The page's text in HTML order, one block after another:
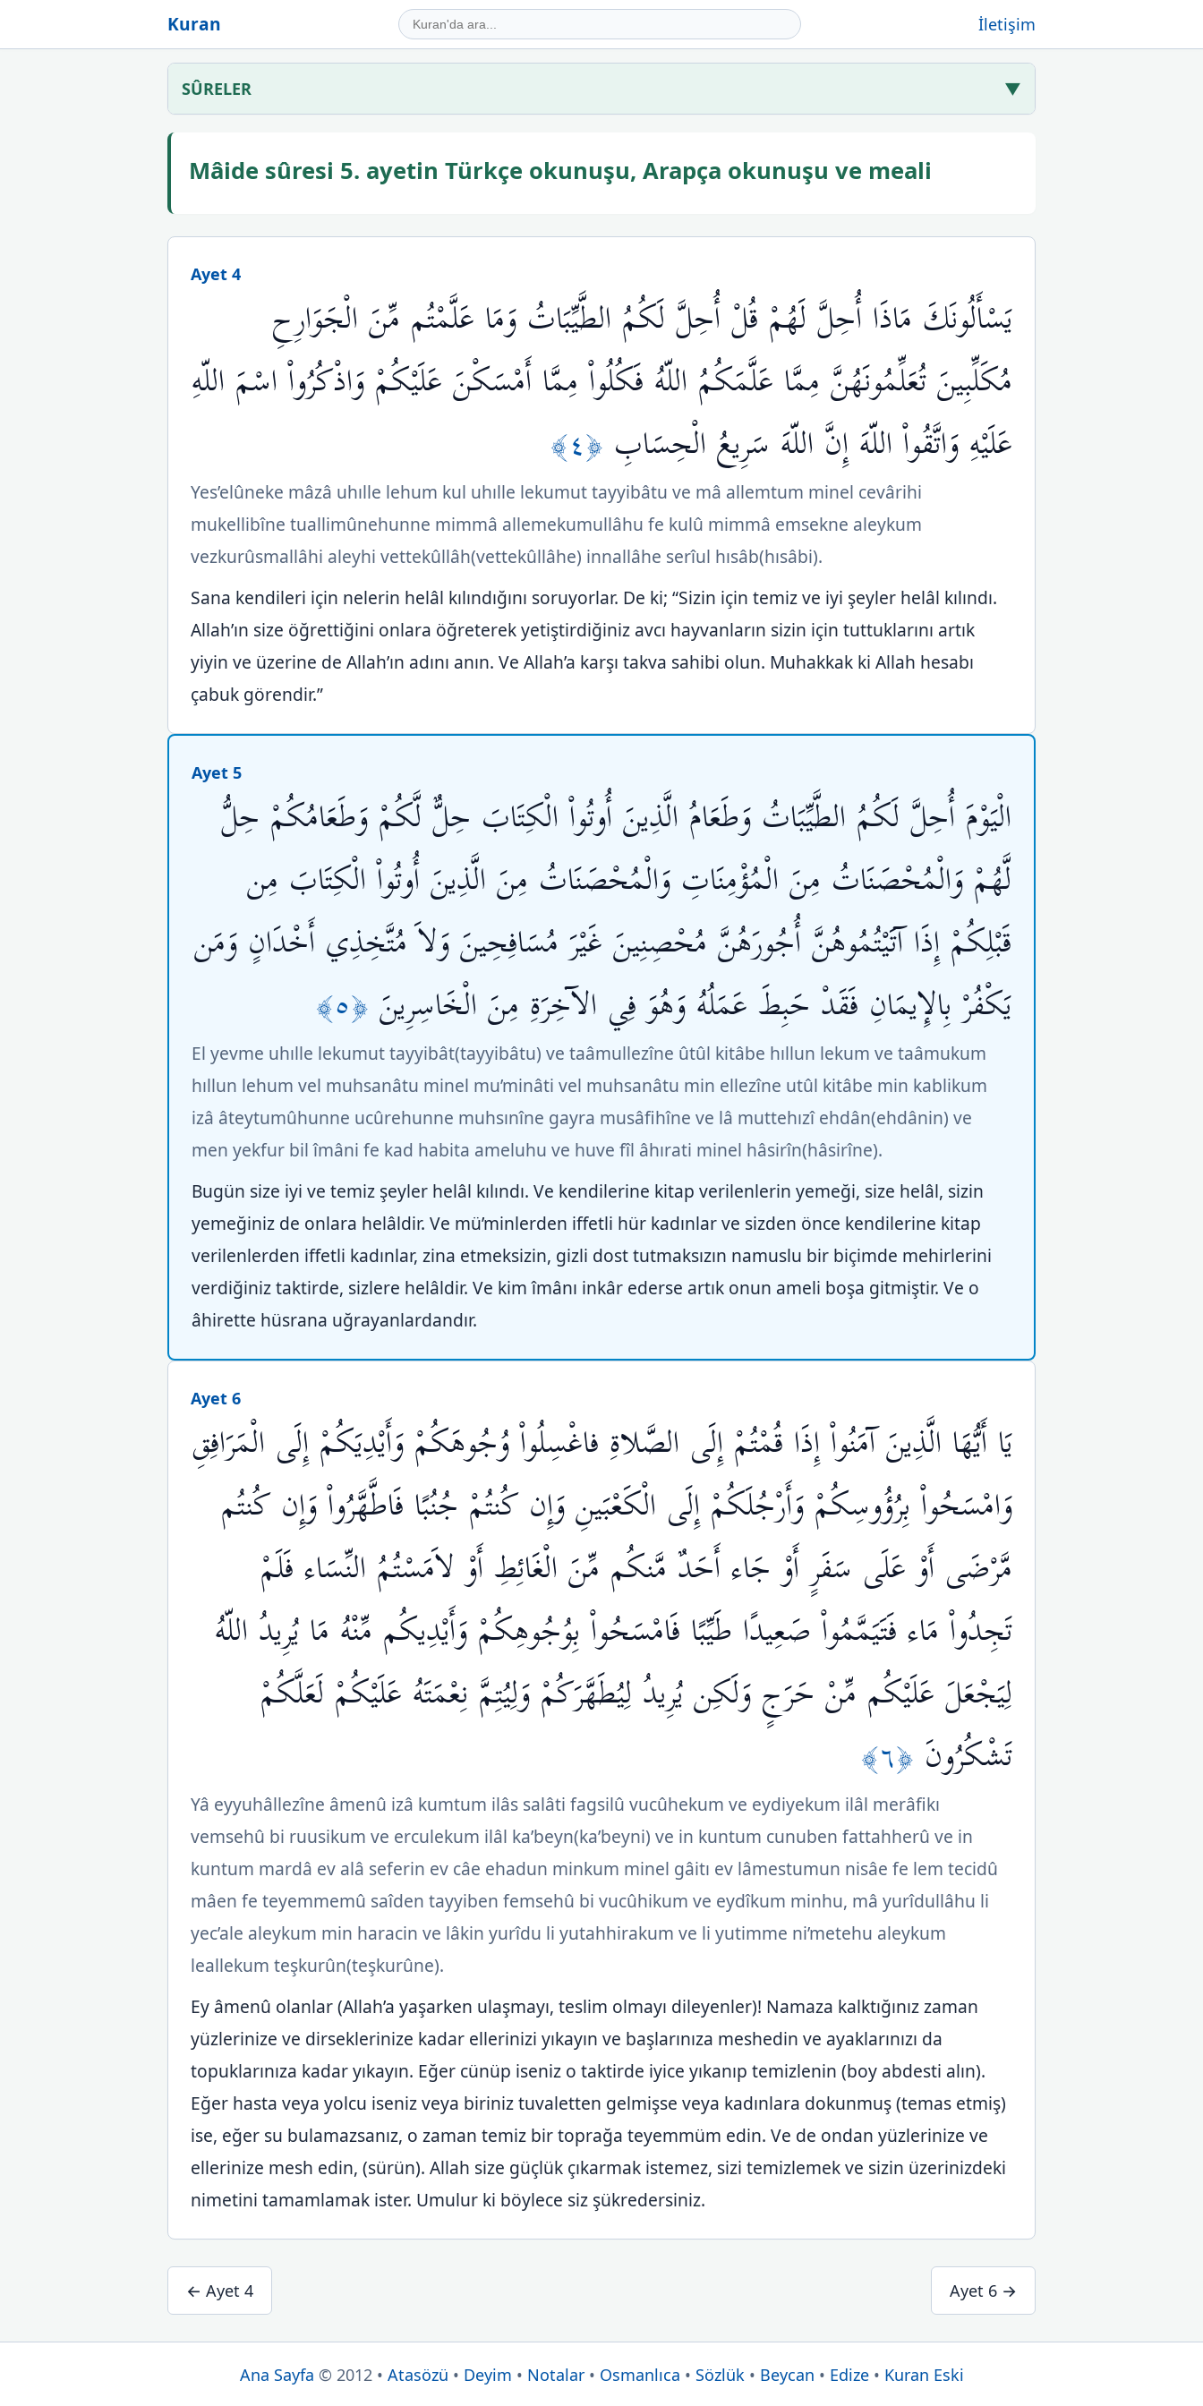
Kuran İletişim
SÛRELER ▼
Mâide sûresi 5. ayetin Türkçe okunuşu, Arapça okunuşu ve meali
Ayet 4
يَسْأَلُونَكَ مَاذَا أُحِلَّ لَهُمْ قُلْ أُحِلَّ لَكُمُ الطَّيِّبَاتُ وَمَا عَلَّمْتُم مِّنَ الْجَوَارِحِ
مُكَلِّبِينَ تُعَلِّمُونَهُنَّ مِمَّا عَلَّمَكُمُ اللّهُ فَكُلُواْ مِمَّا أَمْسَكْنَ عَلَيْكُمْ وَاذْكُرُواْ اسْمَ اللّهِ
عَلَيْهِ وَاتَّقُواْ اللّهَ إِنَّ اللّهَ سَرِيعُ الْحِسَابِ ﴿٤﴾
Yes’elûneke mâzâ uhılle lehum kul uhılle lekumut tayyibâtu ve mâ allemtum minel cevârihi
mukellibîne tuallimûnehunne mimmâ allemekumullâhu fe kulû mimmâ emsekne aleykum
vezkurûsmallâhi aleyhi vettekûllâh(vettekûllâhe) innallâhe serîul hısâb(hısâbi).
Sana kendileri için nelerin helâl kılındığını soruyorlar. De ki; “Sizin için temiz ve iyi şeyler helâl kılındı.
Allah’ın size öğrettiğini onlara öğreterek yetiştirdiğiniz avcı hayvanların sizin için tuttuklarını artık
yiyin ve üzerine de Allah’ın adını anın. Ve Allah’a karşı takva sahibi olun. Muhakkak ki Allah hesabı
çabuk görendir.”
Ayet 5
الْيَوْمَ أُحِلَّ لَكُمُ الطَّيِّبَاتُ وَطَعَامُ الَّذِينَ أُوتُواْ الْكِتَابَ حِلٌّ لَّكُمْ وَطَعَامُكُمْ حِلُّ
لَّهُمْ وَالْمُحْصَنَاتُ مِنَ الْمُؤْمِنَاتِ وَالْمُحْصَنَاتُ مِنَ الَّذِينَ أُوتُواْ الْكِتَابَ مِن
قَبْلِكُمْ إِذَا آتَيْتُمُوهُنَّ أُجُورَهُنَّ مُحْصِنِينَ غَيْرَ مُسَافِحِينَ وَلاَ مُتَّخِذِي أَخْدَانٍ وَمَن
يَكْفُرْ بِالإِيمَانِ فَقَدْ حَبِطَ عَمَلُهُ وَهُوَ فِي الآخِرَةِ مِنَ الْخَاسِرِينَ ﴿٥﴾
El yevme uhılle lekumut tayyibât(tayyibâtu) ve taâmullezîne ûtûl kitâbe hıllun lekum ve taâmukum
hıllun lehum vel muhsanâtu minel mu’minâti vel muhsanâtu min ellezîne utûl kitâbe min kablikum
izâ âteytumûhunne ucûrehunne muhsınîne gayra musâfihîne ve lâ muttehızî ehdân(ehdânin) ve
men yekfur bil îmâni fe kad habita ameluhu ve huve fîl âhırati minel hâsirîn(hâsirîne).
Bugün size iyi ve temiz şeyler helâl kılındı. Ve kendilerine kitap verilenlerin yemeği, size helâl, sizin
yemeğiniz de onlara helâldir. Ve mü’minlerden iffetli hür kadınlar ve sizden önce kendilerine kitap
verilenlerden iffetli kadınlar, zina etmeksizin, gizli dost tutmaksızın namuslu bir biçimde mehirlerini
verdiğiniz taktirde, sizlere helâldir. Ve kim îmânı inkâr ederse artık onun ameli boşa gitmiştir. Ve o
âhirette hüsrana uğrayanlardandır.
Ayet 6
يَا أَيُّهَا الَّذِينَ آمَنُواْ إِذَا قُمْتُمْ إِلَى الصَّلاةِ فاغْسِلُواْ وُجُوهَكُمْ وَأَيْدِيَكُمْ إِلَى الْمَرَافِقِ
وَامْسَحُواْ بِرُؤُوسِكُمْ وَأَرْجُلَكُمْ إِلَى الْكَعْبَينِ وَإِن كُنتُمْ جُنُبًا فَاطَّهَّرُواْ وَإِن كُنتُم
مَّرْضَى أَوْ عَلَى سَفَرٍ أَوْ جَاء أَحَدٌ مَّنكُم مِّنَ الْغَائِطِ أَوْ لاَمَسْتُمُ النِّسَاء فَلَمْ
تَجِدُواْ مَاء فَتَيَمَّمُواْ صَعِيدًا طَيِّبًا فَامْسَحُواْ بِوُجُوهِكُمْ وَأَيْدِيكُم مِّنْهُ مَا يُرِيدُ اللّهُ
لِيَجْعَلَ عَلَيْكُم مِّنْ حَرَجٍ وَلَكِن يُرِيدُ لِيُطَهَّرَكُمْ وَلِيُتِمَّ نِعْمَتَهُ عَلَيْكُمْ لَعَلَّكُمْ
تَشْكُرُونَ ﴿٦﴾
Yâ eyyuhâllezîne âmenû izâ kumtum ilâs salâti fagsilû vucûhekum ve eydiyekum ilâl merâfikı
vemsehû bi ruusikum ve erculekum ilâl ka’beyn(ka’beyni) ve in kuntum cunuben fattahherû ve in
kuntum mardâ ev alâ seferin ev câe ehadun minkum minel gâitı ev lâmestumun nisâe fe lem tecidû
mâen fe teyemmemû saîden tayyiben femsehû bi vucûhikum ve eydîkum minhu, mâ yurîdullâhu li
yec’ale aleykum min haracin ve lâkin yurîdu li yutahhirakum ve li yutimme ni’metehu aleykum
leallekum teşkurûn(teşkurûne).
Ey âmenû olanlar (Allah’a yaşarken ulaşmayı, teslim olmayı dileyenler)! Namaza kalktığınız zaman
yüzlerinize ve dirseklerinize kadar ellerinizi yıkayın ve başlarınıza meshedin ve ayaklarınızı da
topuklarınıza kadar yıkayın. Eğer cünüp iseniz o taktirde iyice yıkanıp temizlenin (boy abdesti alın).
Eğer hasta veya yolcu iseniz veya biriniz tuvaletten gelmişse veya kadınlara dokunmuş (temas etmiş)
ise, eğer su bulamazsanız, o zaman temiz bir toprağa teyemmüm edin. Ve de ondan yüzlerinize ve
ellerinize mesh edin, (sürün). Allah size güçlük çıkarmak istemez, sizi temizlemek ve sizin üzerinizdeki
nimetini tamamlamak ister. Umulur ki böylece siz şükredersiniz.
← Ayet 4 Ayet 6 →
Ana Sayfa © 2012 • Atasözü • Deyim • Notalar• Osmanlıca • Sözlük• Beycan • Edize• Kuran Eski